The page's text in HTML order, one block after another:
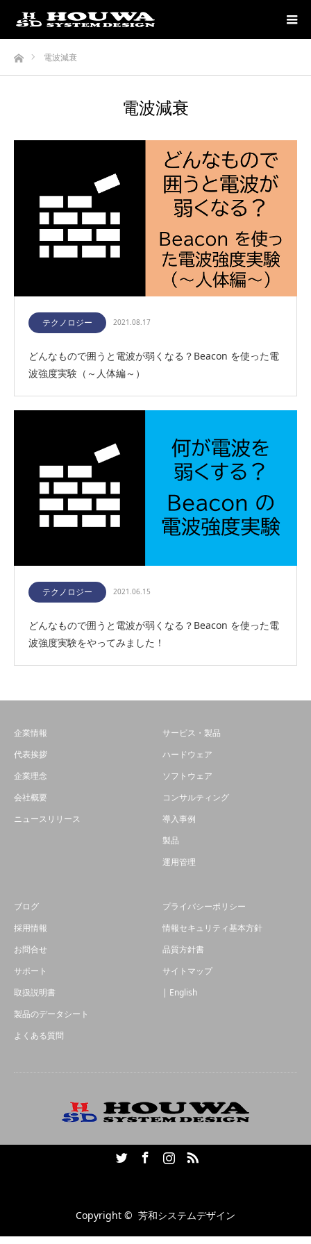
ホーム電波減衰
電波減衰
テクノロジー 2021.08.17
どんなもので囲うと電波が弱くなる？Beacon を使った電
波強度実験（～人体編～）
テクノロジー 2021.06.15
どんなもので囲うと電波が弱くなる？Beacon を使った電
波強度実験をやってみました！
企業情報
代表挨拶
企業理念
会社概要
ニュースリリース
サービス・製品
ハードウェア
ソフトウェア
コンサルティング
導入事例
製品
運用管理
ブログ
採用情報
お問合せ
サポート
取扱説明書
製品のデータシート
よくある質問
プライバシーポリシー
情報セキュリティ基本方針
品質方針書
サイトマップ
| English
Copyright © 芳和システムデザイン